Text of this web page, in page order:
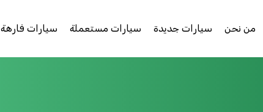
من نحن سيارات جديدة سيارات مستعملة سيارات فارهة